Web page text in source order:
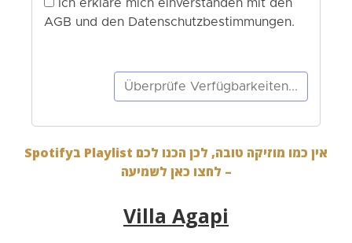
אין כמו מוזיקה טובה, לכן הכנו לכם Playlist בSpotify
– לחצו כאן לשמיעה
Villa Agapi